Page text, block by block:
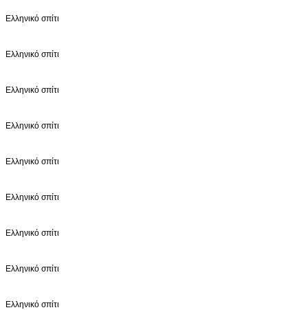
Ελληνικό σπίτι
Ελληνικό σπίτι
Ελληνικό σπίτι
Ελληνικό σπίτι
Ελληνικό σπίτι
Ελληνικό σπίτι
Ελληνικό σπίτι
Ελληνικό σπίτι
Ελληνικό σπίτι